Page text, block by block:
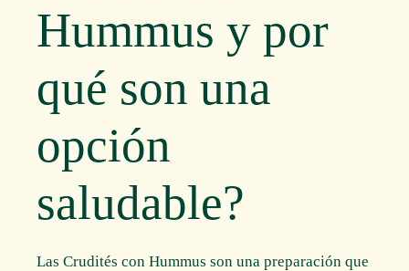
Hummus y por
qué son una
opción
saludable?
Las Crudités con Hummus son una preparación que